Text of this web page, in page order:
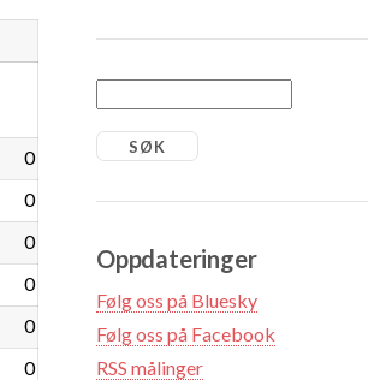
0
0
0
0
0
0
Oppdateringer
Følg oss på Bluesky
Følg oss på Facebook
RSS målinger